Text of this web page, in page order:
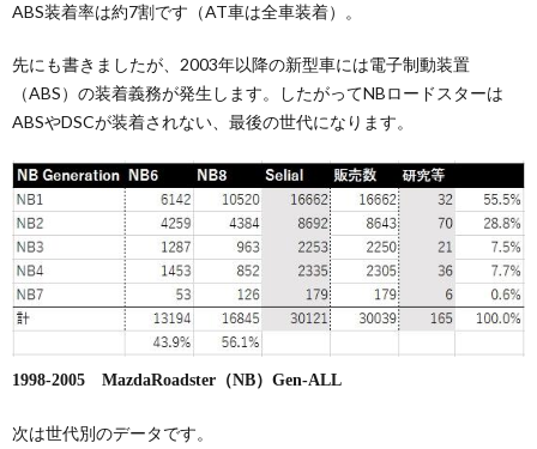
ABS装着率は約7割です（AT車は全車装着）。
先にも書きましたが、2003年以降の新型車には電子制動装置
（ABS）の装着義務が発生します。したがってNBロードスターは
ABSやDSCが装着されない、最後の世代になります。
1998-2005 MazdaRoadster（NB）Gen-ALL
次は世代別のデータです。